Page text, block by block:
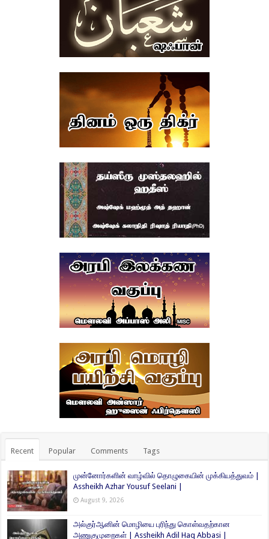
Recent Popular Comments Tags
முன்னோர்களின் வாழ்வில் தொழுகையின் முக்கியத்துவம் |
Assheikh Azhar Yousuf Seelani |
August 9, 2026
அல்குர்ஆனின் மொழியை புரிந்து கொள்வதற்கான
அணுகுமுறைகள் | Assheikh Adil Haq Abbasi |